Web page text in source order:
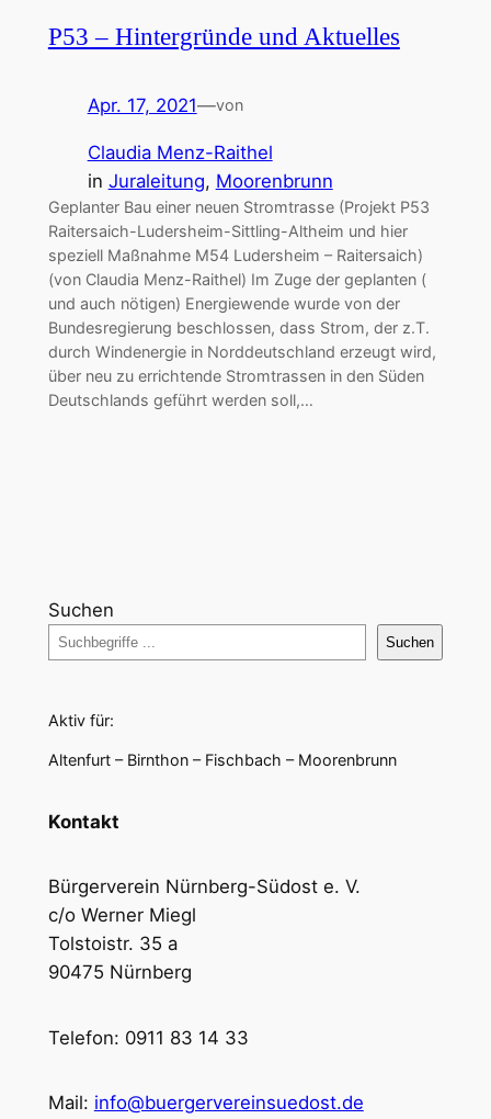
P53 – Hintergründe und Aktuelles
Apr. 17, 2021—von
Claudia Menz-Raithel
in Juraleitung, Moorenbrunn
Geplanter Bau einer neuen Stromtrasse (Projekt P53
Raitersaich-Ludersheim-Sittling-Altheim und hier
speziell Maßnahme M54 Ludersheim – Raitersaich)
(von Claudia Menz-Raithel) Im Zuge der geplanten (
und auch nötigen) Energiewende wurde von der
Bundesregierung beschlossen, dass Strom, der z.T.
durch Windenergie in Norddeutschland erzeugt wird,
über neu zu errichtende Stromtrassen in den Süden
Deutschlands geführt werden soll,…
Suchen
Suchen
Aktiv für:
Altenfurt – Birnthon – Fischbach – Moorenbrunn
Kontakt
Bürgerverein Nürnberg-Südost e. V.
c/o Werner Miegl
Tolstoistr. 35 a
90475 Nürnberg
Telefon: 0911 83 14 33
Mail: info@buergervereinsuedost.de